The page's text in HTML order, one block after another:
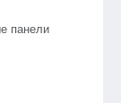
панели